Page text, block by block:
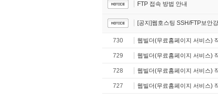
FTP 접속 방법 안내
[공지]웹호스팅 SSH/FTP보안
730 웹빌더(무료홈페이지 서비스)
729 웹빌더(무료홈페이지 서비스)
728 웹빌더(무료홈페이지 서비스)
727 웹빌더(무료홈페이지 서비스)